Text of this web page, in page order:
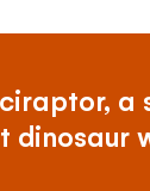
a
dinosaur